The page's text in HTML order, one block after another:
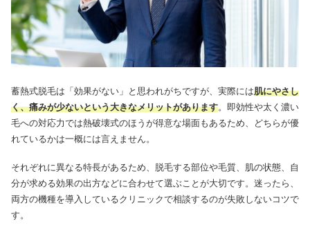
蓄熱式脱毛は「効果がない」と思われがちですが、実際には肌にやさし
く、痛みが少ないという大きなメリットがあります。即効性や太く濃い
毛への対応力では熱破壊式のほうが得意な場面もあるため、どちらが優
れているかは一概には言えません。
それぞれに異なる特長があるため、脱毛する部位や毛質、肌の状態、自
分が求める効果の出方などに合わせて選ぶことが大切です。迷ったら、
両方の機種を導入しているクリニックで相談するのが失敗しないコツで
す。